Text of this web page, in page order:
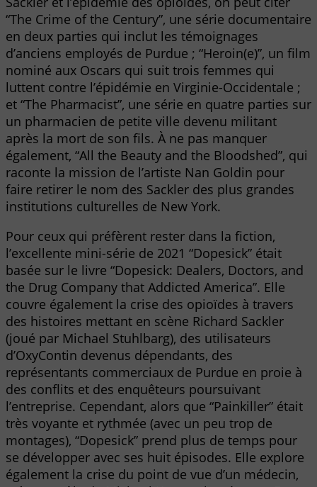
“The Crime of the Century”, une série documentaire
en deux parties qui inclut les témoignages
d’anciens employés de Purdue ; “Heroin(e)”, un film
nominé aux Oscars qui suit trois femmes qui
luttent contre l’épidémie en Virginie-Occidentale ;
et “The Pharmacist”, une série en quatre parties sur
un pharmacien de petite ville devenu militant
après la mort de son fils. À ne pas manquer
également, “All the Beauty and the Bloodshed”, qui
raconte la mission de l’artiste Nan Goldin pour
faire retirer le nom des Sackler des plus grandes
institutions culturelles de New York.
Pour ceux qui préfèrent rester dans la fiction,
l’excellente mini-série de 2021 “Dopesick” était
basée sur le livre “Dopesick: Dealers, Doctors, and
the Drug Company that Addicted America”. Elle
couvre également la crise des opioïdes à travers
des histoires mettant en scène Richard Sackler
(joué par Michael Stuhlbarg), des utilisateurs
d’OxyContin devenus dépendants, des
représentants commerciaux de Purdue en proie à
des conflits et des enquêteurs poursuivant
l’entreprise. Cependant, alors que “Painkiller” était
très voyante et rythmée (avec un peu trop de
montages), “Dopesick” prend plus de temps pour
se développer avec ses huit épisodes. Elle explore
également la crise du point de vue d’un médecin,